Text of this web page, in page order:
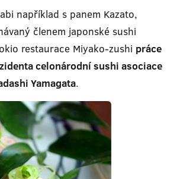
například s panem Kazato,
členem japonské sushi
restaurace Miyako-zushi práce
celonárodní sushi asociace
Yamagata.